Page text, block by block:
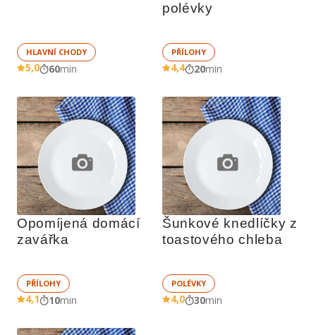
HLAVNÍ CHODY
5,0 60min
polévky
PŘÍLOHY
4,4 20min
Opomíjená domácí
zavářka
PŘÍLOHY
4,1 10min
Šunkové knedlíčky z
toastového chleba
POLÉVKY
4,0 30min